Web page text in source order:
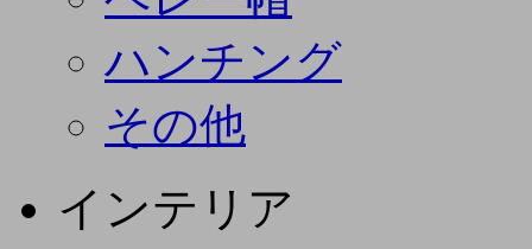
ハンチング
その他
インテリア